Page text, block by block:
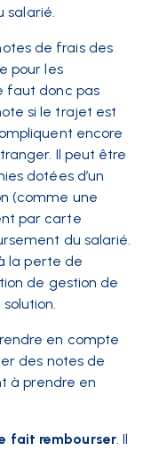
salarié.
de frais des
pour les
faut donc pas
si le trajet est
encore
Il peut être
dotées d’un
(comme une
par carte
du salarié.
la perte de
de gestion de
en compte
des notes de
à prendre en
fait rembourser. Il